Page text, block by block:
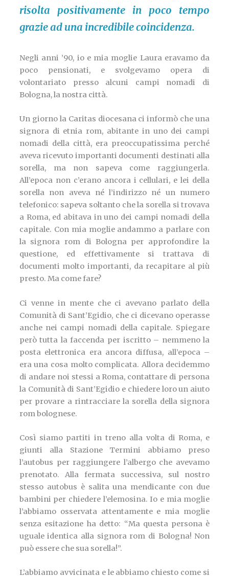
risolta positivamente in poco tempo
grazie ad una incredibile coincidenza.
Negli anni ’90, io e mia moglie Laura eravamo da
poco pensionati, e svolgevamo opera di
volontariato presso alcuni campi nomadi di
Bologna, la nostra città.
Un giorno la Caritas diocesana ci informò che una
signora di etnia rom, abitante in uno dei campi
nomadi della città, era preoccupatissima perché
aveva ricevuto importanti documenti destinati alla
sorella, ma non sapeva come raggiungerla.
All’epoca non c’erano ancora i cellulari, e lei della
sorella non aveva né l’indirizzo né un numero
telefonico: sapeva soltanto che la sorella si trovava
a Roma, ed abitava in uno dei campi nomadi della
capitale. Con mia moglie andammo a parlare con
la signora rom di Bologna per approfondire la
questione, ed effettivamente si trattava di
documenti molto importanti, da recapitare al più
presto. Ma come fare?
Ci venne in mente che ci avevano parlato della
Comunità di Sant’Egidio, che ci dicevano operasse
anche nei campi nomadi della capitale. Spiegare
però tutta la faccenda per iscritto – nemmeno la
posta elettronica era ancora diffusa, all’epoca –
era una cosa molto complicata. Allora decidemmo
di andare noi stessi a Roma, contattare di persona
la Comunità di Sant’Egidio e chiedere loro un aiuto
per provare a rintracciare la sorella della signora
rom bolognese.
Così siamo partiti in treno alla volta di Roma, e
giunti alla Stazione Termini abbiamo preso
l’autobus per raggiungere l’albergo che avevamo
prenotato. Alla fermata successiva, sul nostro
stesso autobus è salita una mendicante con due
bambini per chiedere l’elemosina. Io e mia moglie
l’abbiamo osservata attentamente e mia moglie
senza esitazione ha detto: “Ma questa persona è
uguale identica alla signora rom di Bologna! Non
può essere che sua sorella!”.
L’abbiamo avvicinata e le abbiamo chiesto come si